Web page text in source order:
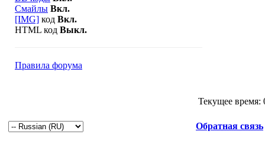
Смайлы Вкл.
[IMG] код Вкл.
HTML код Выкл.
Правила форума
Текущее время:
Обратная связь